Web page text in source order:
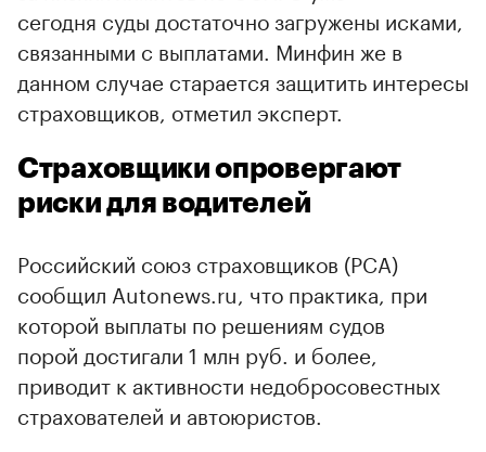
сегодня суды достаточно загружены исками,
связанными с выплатами. Минфин же в
данном случае старается защитить интересы
страховщиков, отметил эксперт.
Страховщики опровергают
риски для водителей
Российский союз страховщиков (РСА)
сообщил Autonews.ru, что практика, при
которой выплаты по решениям судов
порой достигали 1 млн руб. и более,
приводит к активности недобросовестных
страхователей и автоюристов.